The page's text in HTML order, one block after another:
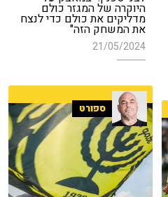
היוקרה של המגזר כולם
מדליקים את כולם כדי לנצח
את המשחק הזה"
21/05/2024
ספורט